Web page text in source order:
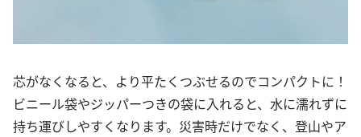
芯がなくなると、より平たくつぶせるのでコンパクトに！
ビニール袋やジッパーつきの袋に入れると、水に濡れずに
持ち運びしやすくなります。災害時だけでなく、登山やア